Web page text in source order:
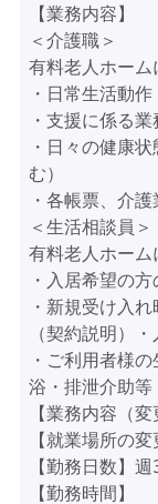
【業務内容】
＜介護職＞
有料老人ホー
・日常生活動
・支援に係る業
・日々の健康
む）
・各帳票、介
＜生活相談員＞
有料老人ホー
・入居希望の
・新規受け入
（契約説明）
・ご利用者様
浴・排泄介助等
【業務内容（
【就業場所の
【勤務日数】
【勤務時間】